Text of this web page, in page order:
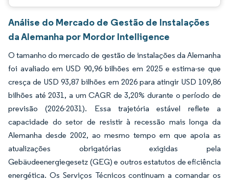
Análise do Mercado de Gestão de Instalações
da Alemanha por Mordor Intelligence
O tamanho do mercado de gestão de instalações da Alemanha
foi avaliado em USD 90,96 bilhões em 2025 e estima-se que
cresça de USD 93,87 bilhões em 2026 para atingir USD 109,86
bilhões até 2031, a um CAGR de 3,20% durante o período de
previsão (2026-2031). Essa trajetória estável reflete a
capacidade do setor de resistir à recessão mais longa da
Alemanha desde 2002, ao mesmo tempo em que apoia as
atualizações obrigatórias exigidas pela
Gebäudeenergiegesetz (GEG) e outros estatutos de eficiência
energética. Os Serviços Técnicos continuam a comandar os